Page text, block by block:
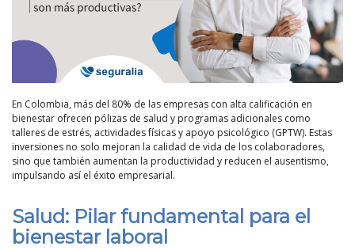
En Colombia, más del 80% de las empresas con alta calificación en
bienestar ofrecen pólizas de salud y programas adicionales como
talleres de estrés, actividades físicas y apoyo psicológico (GPTW). Estas
inversiones no solo mejoran la calidad de vida de los colaboradores,
sino que también aumentan la productividad y reducen el ausentismo,
impulsando así el éxito empresarial.
Salud: Pilar fundamental para el
bienestar laboral